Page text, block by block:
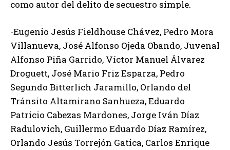
como autor del delito de secuestro simple.
-Eugenio Jesús Fieldhouse Chávez, Pedro Mora
Villanueva, José Alfonso Ojeda Obando, Juvenal
Alfonso Piña Garrido, Víctor Manuel Álvarez
Droguett, José Mario Friz Esparza, Pedro
Segundo Bitterlich Jaramillo, Orlando del
Tránsito Altamirano Sanhueza, Eduardo
Patricio Cabezas Mardones, Jorge Iván Díaz
Radulovich, Guillermo Eduardo Díaz Ramírez,
Orlando Jesús Torrejón Gatica, Carlos Enrique